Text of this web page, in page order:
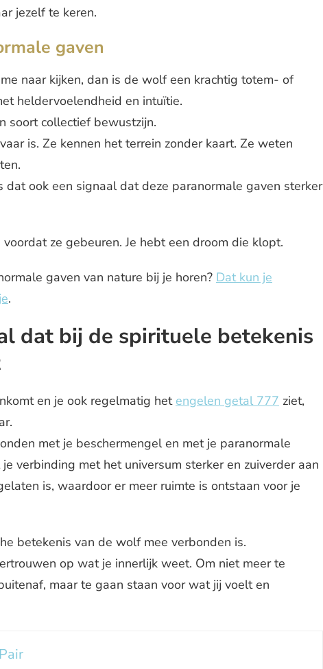
jezelf te keren.
gaven
naar kijken, dan is de wolf een krachtig totem- of
heldervoelendheid en intuïtie.
soort collectief bewustzijn.
is. Ze kennen het terrein zonder kaart. Ze weten
ook een signaal dat deze paranormale gaven sterker
ze gebeuren. Je hebt een droom die klopt.
gaven van nature bij je horen? Dat kun je
.
dat bij de spirituele betekenis
en je ook regelmatig het engelen getal 777 ziet,
met je beschermengel en met je paranormale
verbinding met het universum sterker en zuiverder aan
is, waardoor er meer ruimte is ontstaan voor je
betekenis van de wolf mee verbonden is.
op wat je innerlijk weet. Om niet meer te
maar te gaan staan voor wat jij voelt en